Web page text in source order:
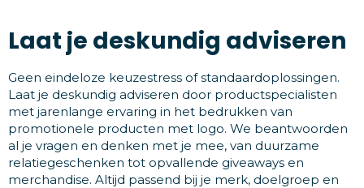
Laat je deskundig adviseren
Geen eindeloze keuzestress of standaardoplossingen.
Laat je deskundig adviseren door productspecialisten
met jarenlange ervaring in het bedrukken van
promotionele producten met logo. We beantwoorden
al je vragen en denken met je mee, van duurzame
relatiegeschenken tot opvallende giveaways en
merchandise. Altijd passend bij je merk, doelgroep en